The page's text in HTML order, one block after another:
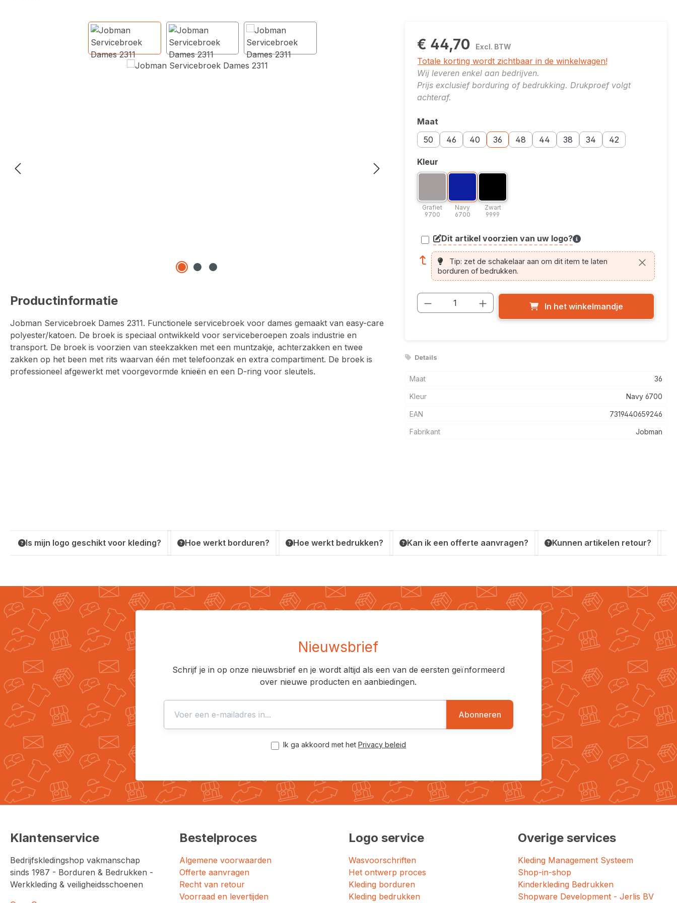
Afbeeldingengalerij overslaan
Productinformatie
Jobman Servicebroek Dames 2311. Functionele servicebroek voor dames gemaakt van easy-care
polyester/katoen. De broek is speciaal ontwikkeld voor serviceberoepen zoals industrie en
transport. De broek is voorzien van steekzakken met een muntzakje, achterzakken en twee
zakken op het been met rits waarvan één met telefoonzak en extra compartiment. De broek is
professioneel afgewerkt met voorgevormde knieën en een D-ring voor sleutels.
€ 44,70 Excl. BTW
Totale korting wordt zichtbaar in de winkelwagen!
Wij leveren enkel aan bedrijven.
Prijs exclusief borduring of bedrukking. Drukproef volgt
achteraf.
Selecteer
Maat
50
Maatoptie: 50
46
Maatoptie: 46
40
Maatoptie: 40
36
Maatoptie: 36
48
Maatoptie: 48
44
Maatoptie: 44
38
Maatoptie: 38
34
Maatoptie: 34
42
Maatoptie: 42
Selecteer
Kleur
Kleuroptie: Grafiet 9700
Grafiet
9700
Kleuroptie: Navy 6700
Navy
6700
Kleuroptie: Zwart 9999
Zwart
9999
Dit artikel voorzien van uw logo?
article.printing.helptext
Tip: zet de schakelaar aan om dit item te laten
borduren of bedrukken.
Producthoeveelheid: Voer de gewenste
In het winkelmandje
Details
Maat 36
Kleur Navy 6700
EAN 7319440659246
Fabrikant Jobman
Is mijn logo geschikt voor kleding? Hoe werkt borduren? Hoe werkt bedrukken? Kan ik een offerte aanvragen? Kunnen artikelen retour?
Nieuwsbrief
Schrijf je in op onze nieuwsbrief en je wordt altijd als een van de eersten geïnformeerd
over nieuwe producten en aanbiedingen.
Abonneren
Ik ga akkoord met het Privacy beleid
Klantenservice
Bedrijfskledingshop vakmanschap
sinds 1987 - Borduren & Bedrukken -
Werkkleding & veiligheidsschoenen
Bestelproces
Algemene voorwaarden
Offerte aanvragen
Recht van retour
Voorraad en levertijden
Logo service
Wasvoorschriften
Het ontwerp proces
Kleding borduren
Kleding bedrukken
Overige services
Kleding Management Systeem
Shop-in-shop
Kinderkleding Bedrukken
Shopware Development - Jerlis BV